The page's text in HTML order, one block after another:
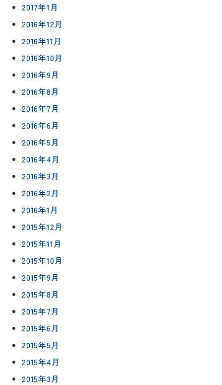
2017年1月
2016年12月
2016年11月
2016年10月
2016年9月
2016年8月
2016年7月
2016年6月
2016年5月
2016年4月
2016年3月
2016年2月
2016年1月
2015年12月
2015年11月
2015年10月
2015年9月
2015年8月
2015年7月
2015年6月
2015年5月
2015年4月
2015年3月